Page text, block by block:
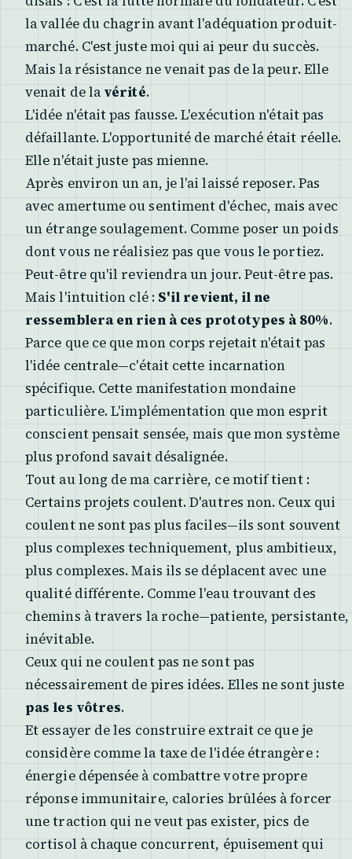
la vallée du chagrin avant l'adéquation produit-
marché. C'est juste moi qui ai peur du succès.
Mais la résistance ne venait pas de la peur. Elle
venait de la vérité.
L'idée n'était pas fausse. L'exécution n'était pas
défaillante. L'opportunité de marché était réelle.
Elle n'était juste pas mienne.
Après environ un an, je l'ai laissé reposer. Pas
avec amertume ou sentiment d'échec, mais avec
un étrange soulagement. Comme poser un poids
dont vous ne réalisiez pas que vous le portiez.
Peut-être qu'il reviendra un jour. Peut-être pas.
Mais l'intuition clé : S'il revient, il ne
ressemblera en rien à ces prototypes à 80%.
Parce que ce que mon corps rejetait n'était pas
l'idée centrale—c'était cette incarnation
spécifique. Cette manifestation mondaine
particulière. L'implémentation que mon esprit
conscient pensait sensée, mais que mon système
plus profond savait désalignée.
Tout au long de ma carrière, ce motif tient :
Certains projets coulent. D'autres non. Ceux qui
coulent ne sont pas plus faciles—ils sont souvent
plus complexes techniquement, plus ambitieux,
plus complexes. Mais ils se déplacent avec une
qualité différente. Comme l'eau trouvant des
chemins à travers la roche—patiente, persistante,
inévitable.
Ceux qui ne coulent pas ne sont pas
nécessairement de pires idées. Elles ne sont juste
pas les vôtres.
Et essayer de les construire extrait ce que je
considère comme la taxe de l'idée étrangère :
énergie dépensée à combattre votre propre
réponse immunitaire, calories brûlées à forcer
une traction qui ne veut pas exister, pics de
cortisol à chaque concurrent, épuisement qui